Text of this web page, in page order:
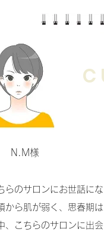
​N.M様
らのサロンにお世話に
から肌が弱く、思春期
、こちらのサロンに出